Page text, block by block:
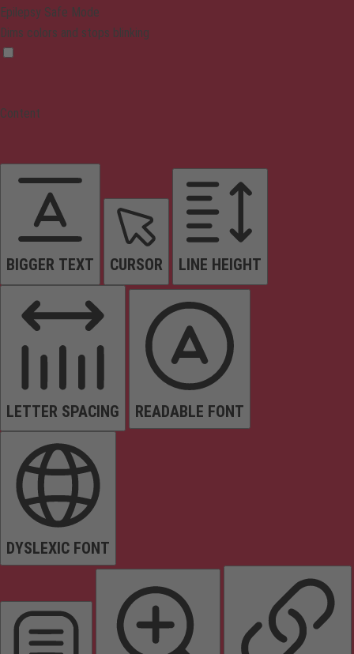
Epilepsy Safe Mode
Dims colors and stops blinking
Content
BIGGER TEXT CURSOR LINE HEIGHT
LETTER SPACING READABLE FONT
DYSLEXIC FONT